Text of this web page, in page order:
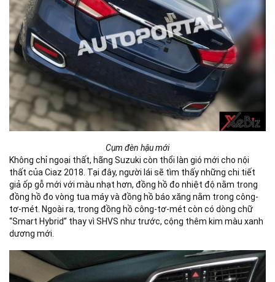
Cụm đèn hậu mới
Không chỉ ngoại thất, hãng Suzuki còn thổi làn gió mới cho nội
thất của Ciaz 2018. Tại đây, người lái sẽ tìm thấy những chi tiết
giả ốp gỗ mới với màu nhạt hơn, đồng hồ đo nhiệt độ nằm trong
đồng hồ đo vòng tua máy và đồng hồ báo xăng nằm trong công-
tơ-mét. Ngoài ra, trong đồng hồ công-tơ-mét còn có dòng chữ
“Smart Hybrid” thay vì SHVS như trước, cộng thêm kim màu xanh
dương mới.